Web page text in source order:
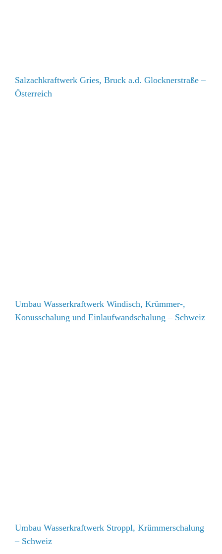
Salzachkraftwerk Gries, Bruck a.d. Glocknerstraße –
Österreich
Umbau Wasserkraftwerk Windisch, Krümmer-,
Konusschalung und Einlaufwandschalung – Schweiz
Umbau Wasserkraftwerk Stroppl, Krümmerschalung
– Schweiz